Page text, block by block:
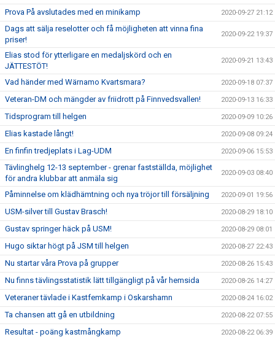
Prova På avslutades med en minikamp 2020-09-27 21:12
Dags att sälja reselotter och få möjligheten att vinna fina
priser!
2020-09-22 19:37
Elias stod för ytterligare en medaljskörd och en
JÄTTESTÖT!
2020-09-21 13:43
Vad händer med Wärnamo Kvartsmara? 2020-09-18 07:37
Veteran-DM och mängder av friidrott på Finnvedsvallen! 2020-09-13 16:33
Tidsprogram till helgen 2020-09-09 10:26
Elias kastade långt! 2020-09-08 09:24
En finfin tredjeplats i Lag-UDM 2020-09-06 15:53
Tävlinghelg 12-13 september - grenar fastställda, möjlighet
för andra klubbar att anmäla sig
2020-09-03 08:40
Påminnelse om klädhämtning och nya tröjor till försäljning 2020-09-01 19:56
USM-silver till Gustav Brasch! 2020-08-29 18:10
Gustav springer häck på USM! 2020-08-29 08:01
Hugo siktar högt på JSM till helgen 2020-08-27 22:43
Nu startar våra Prova på grupper 2020-08-26 15:43
Nu finns tävlingsstatistik lätt tillgängligt på vår hemsida 2020-08-26 14:27
Veteraner tävlade i Kastfemkamp i Oskarshamn 2020-08-24 16:02
Ta chansen att gå en utbildning 2020-08-22 07:55
Resultat - poäng kastmångkamp 2020-08-22 06:39